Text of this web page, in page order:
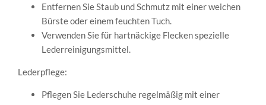
Entfernen Sie Staub und Schmutz mit einer weichen
Bürste oder einem feuchten Tuch.
Verwenden Sie für hartnäckige Flecken spezielle
Lederreinigungsmittel.
Lederpflege:
Pflegen Sie Lederschuhe regelmäßig mit einer